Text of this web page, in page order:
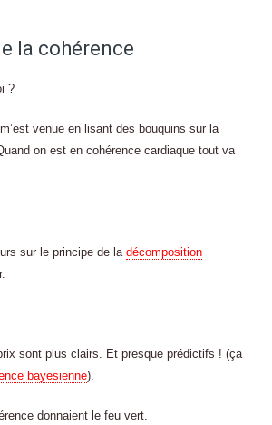
la cohérence
?
venue en lisant des bouquins sur la
on est en cohérence cardiaque tout va
sur le principe de la décomposition
sont plus clairs. Et presque prédictifs ! (ça
bayesienne).
donnaient le feu vert.